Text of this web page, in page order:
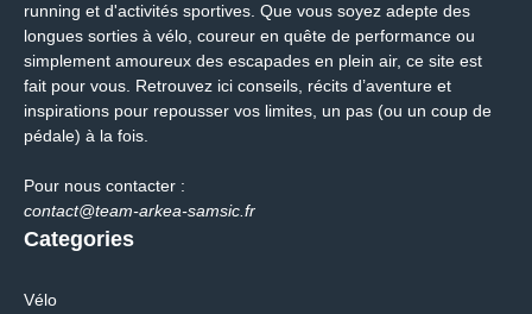
running et d'activités sportives. Que vous soyez adepte des
longues sorties à vélo, coureur en quête de performance ou
simplement amoureux des escapades en plein air, ce site est
fait pour vous. Retrouvez ici conseils, récits d’aventure et
inspirations pour repousser vos limites, un pas (ou un coup de
pédale) à la fois.
Pour nous contacter :
contact@team-arkea-samsic.fr
Categories
Vélo